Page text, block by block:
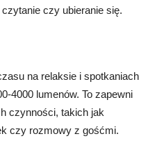
czy ubieranie się.
na relaksie i spotkaniach
4000 lumenów. To zapewni
czynności, takich jak
czy rozmowy z gośćmi.